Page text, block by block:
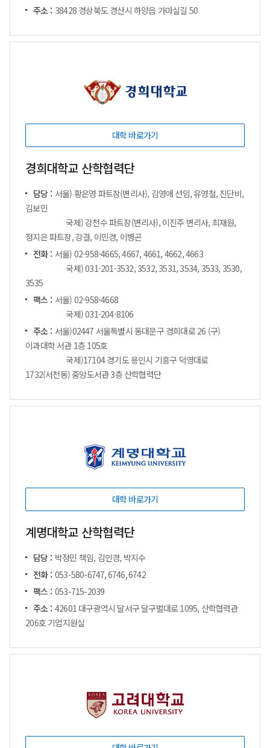
주소 : 38428 경상북도 경산시 하양읍 가마실길 50
대학 바로가기
경희대학교 산학협력단
담당 : 서울) 황은영 파트장(변리사), 김영애 선임, 유영철, 진단비,
김보민
국제) 강천수 파트장(변리사), 이진주 변리사, 최재원,
정지은 파트장, 강결, 이민경, 이병곤
전화 : 서울) 02-958-4665, 4667, 4661, 4662, 4663
국제) 031-201-3532, 3532, 3531, 3534, 3533, 3530,
3535
팩스 : 서울) 02-958-4668
국제) 031-204-8106
주소 : 서울)02447 서울특별시 동대문구 경희대로 26 (구)
이과대학 서관 1층 105호
국제)17104 경기도 용인시 기흥구 덕영대로
1732(서천동) 중앙도서관 3층 산학협력단
대학 바로가기
계명대학교 산학협력단
담당 : 박정민 책임, 김인경, 박지수
전화 : 053-580-6747, 6746, 6742
팩스 : 053-715-2039
주소 : 42601 대구광역시 달서구 달구벌대로 1095, 산학협력관
206호 기업지원실